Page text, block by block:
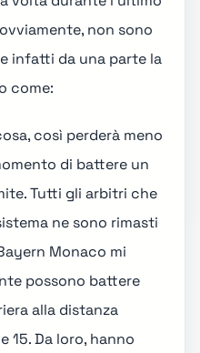
non sono
infatti da una parte la
come:
così perderà meno
di battere un
Tutti gli arbitri che
ne sono rimasti
Monaco mi
possono battere
alla distanza
15. Da loro, hanno